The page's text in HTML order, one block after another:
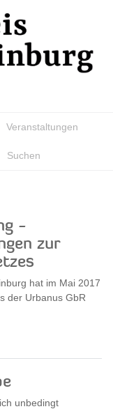
Veranstaltungen
Suchen
-
zur
hat im Mai 2017
der Urbanus GbR
unbedingt